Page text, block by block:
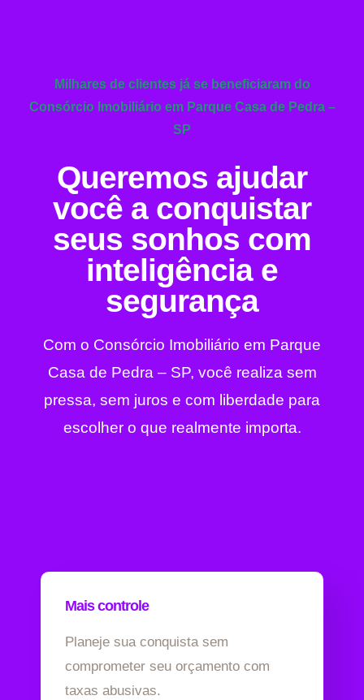
Milhares de clientes já se beneficiaram do
Consórcio Imobiliário em Parque Casa de Pedra –
SP
Queremos ajudar
você a conquistar
seus sonhos com
inteligência e
segurança
Com o Consórcio Imobiliário em Parque
Casa de Pedra – SP, você realiza sem
pressa, sem juros e com liberdade para
escolher o que realmente importa.
Mais controle
Planeje sua conquista sem
comprometer seu orçamento com
taxas abusivas.